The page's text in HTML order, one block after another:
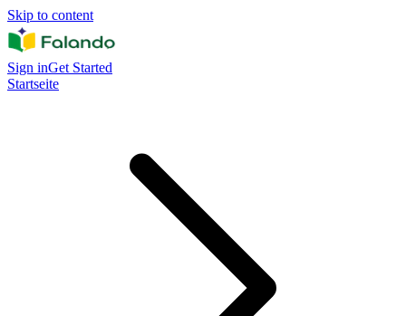
Skip to content
Sign inGet Started
Startseite